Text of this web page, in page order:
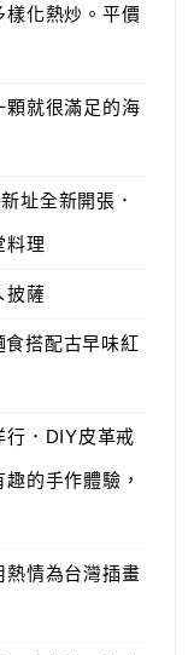
樣化熱炒。平價
顆就很滿足的海
址全新開張．
料理
披薩
食搭配古早味紅
行．DIY皮革戒
的手作體驗，
熱情為台灣插畫